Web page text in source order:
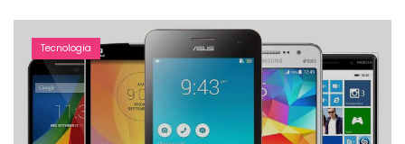
Tecnologia